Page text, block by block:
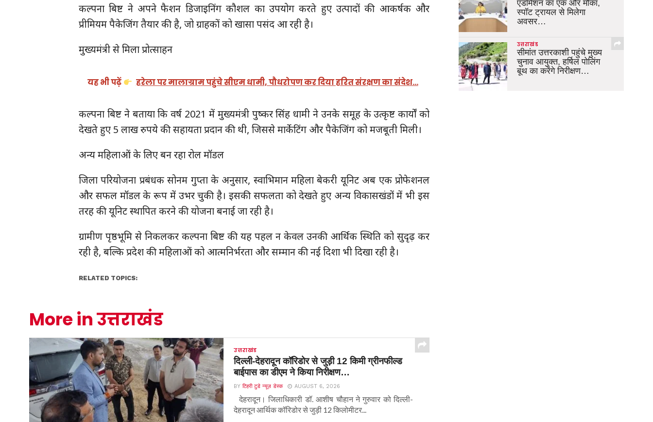
कल्पना बिष्ट ने अपने फैशन डिजाइनिंग कौशल का उपयोग करते हुए उत्पादों की आकर्षक और
प्रीमियम पैकेजिंग तैयार की है, जो ग्राहकों को खासा पसंद आ रही है।
मुख्यमंत्री से मिला प्रोत्साहन
यह भी पढ़ें हरेला पर मालाग्राम पहुंचे सीएम धामी, पौधरोपण कर दिया हरित संरक्षण का संदेश…
कल्पना बिष्ट ने बताया कि वर्ष 2021 में मुख्यमंत्री पुष्कर सिंह धामी ने उनके समूह के उत्कृष्ट कार्यों को
देखते हुए 5 लाख रुपये की सहायता प्रदान की थी, जिससे मार्केटिंग और पैकेजिंग को मजबूती मिली।
अन्य महिलाओं के लिए बन रहा रोल मॉडल
जिला परियोजना प्रबंधक सोनम गुप्ता के अनुसार, स्वाभिमान महिला बेकरी यूनिट अब एक प्रोफेशनल
और सफल मॉडल के रूप में उभर चुकी है। इसकी सफलता को देखते हुए अन्य विकासखंडों में भी इस
तरह की यूनिट स्थापित करने की योजना बनाई जा रही है।
ग्रामीण पृष्ठभूमि से निकलकर कल्पना बिष्ट की यह पहल न केवल उनकी आर्थिक स्थिति को सुदृढ़ कर
रही है, बल्कि प्रदेश की महिलाओं को आत्मनिर्भरता और सम्मान की नई दिशा भी दिखा रही है।
RELATED TOPICS:
More in उत्तराखंड
उत्तराखंड
दिल्ली-देहरादून कॉरिडोर से जुड़ी 12 किमी ग्रीनफील्ड
बाईपास का डीएम ने किया निरीक्षण…
BYटिहरी टुडे न्यूज़ डेस्क AUGUST 6, 2026
देहरादून। जिलाधिकारी डॉ. आशीष चौहान ने गुरुवार को दिल्ली-
देहरादून आर्थिक कॉरिडोर से जुड़ी 12 किलोमीटर...
एडमिशन का एक और मौका,
स्पॉट ट्रायल से मिलेगा
अवसर…
उत्तराखंड
सीमांत उत्तरकाशी पहुंचे मुख्य
चुनाव आयुक्त, हर्षिल पोलिंग
बूथ का करेंगे निरीक्षण…